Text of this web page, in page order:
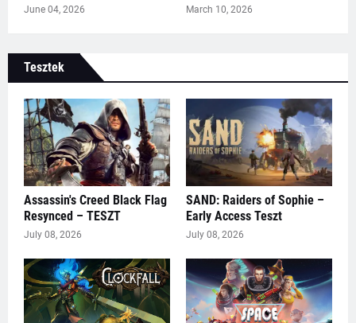
June 04, 2026 March 10, 2026
Tesztek
Assassin's Creed Black Flag
Resynced – TESZT
July 08, 2026
SAND: Raiders of Sophie –
Early Access Teszt
July 08, 2026